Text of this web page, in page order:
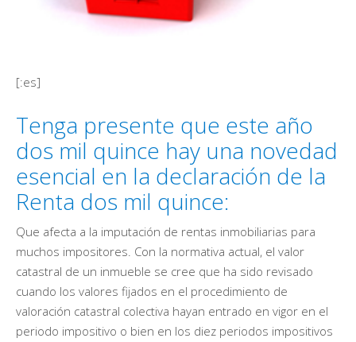
[:es]
Tenga presente que este año
dos mil quince hay una novedad
esencial en la declaración de la
Renta dos mil quince:
Que afecta a la imputación de rentas inmobiliarias para
muchos impositores. Con la normativa actual, el valor
catastral de un inmueble se cree que ha sido revisado
cuando los valores fijados en el procedimiento de
valoración catastral colectiva hayan entrado en vigor en el
periodo impositivo o bien en los diez periodos impositivos